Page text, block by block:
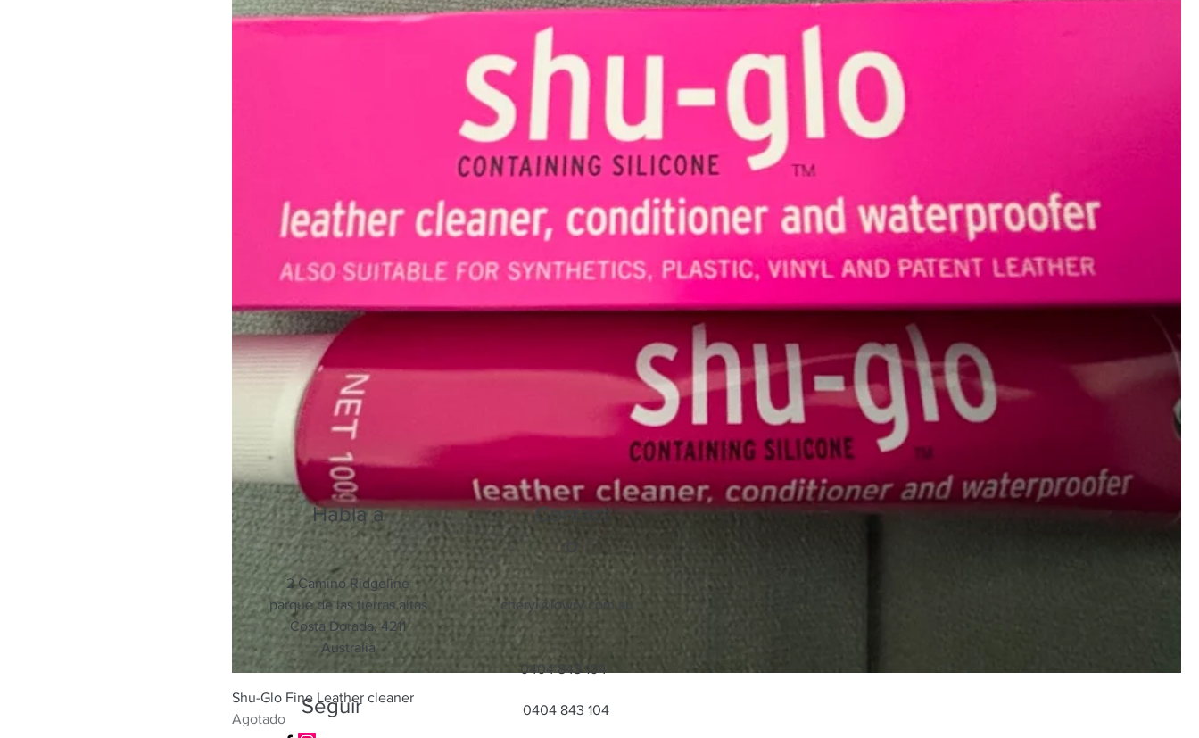
Shu-Glo Fine Leather cleaner
Agotado
Habla a
2 Camino Ridgeline
parque de las tierras altas
Costa Dorada, 4211
Australia
Contact
o
cheryl@lowry.com.au
0404 843 104
Seguir 0404 843 104